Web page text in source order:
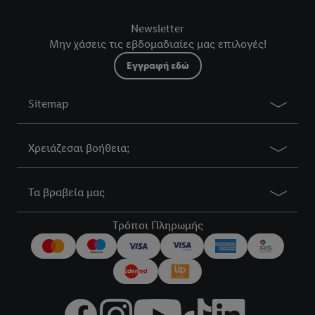
Newsletter
Μην χάσεις τις εβδομαδιαίες μας επιλογές!
Εγγραφή εδώ
Sitemap
Χρειάζεσαι βοήθεια;
Τα βραβεία μας
Τρόποι Πληρωμής